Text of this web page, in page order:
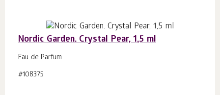
Nordic Garden. Crystal Pear, 1,5 ml
Eau de Parfum
#108375